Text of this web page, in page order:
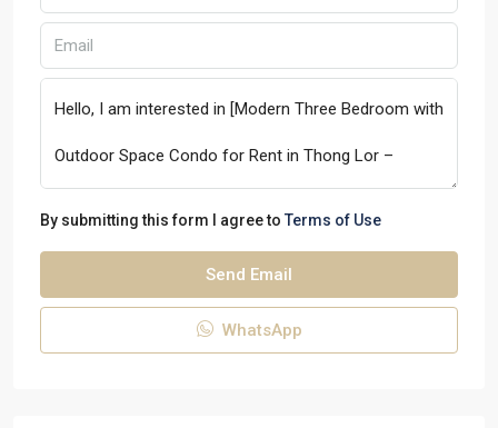
By submitting this form I agree to Terms of Use
Send Email
WhatsApp